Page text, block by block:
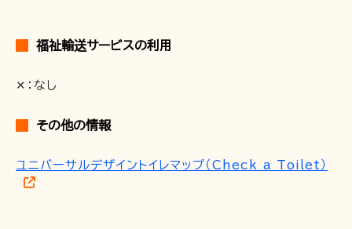
福祉輸送サービスの利用
✕：なし
その他の情報
ユニバーサルデザイントイレマップ（Check a Toilet）